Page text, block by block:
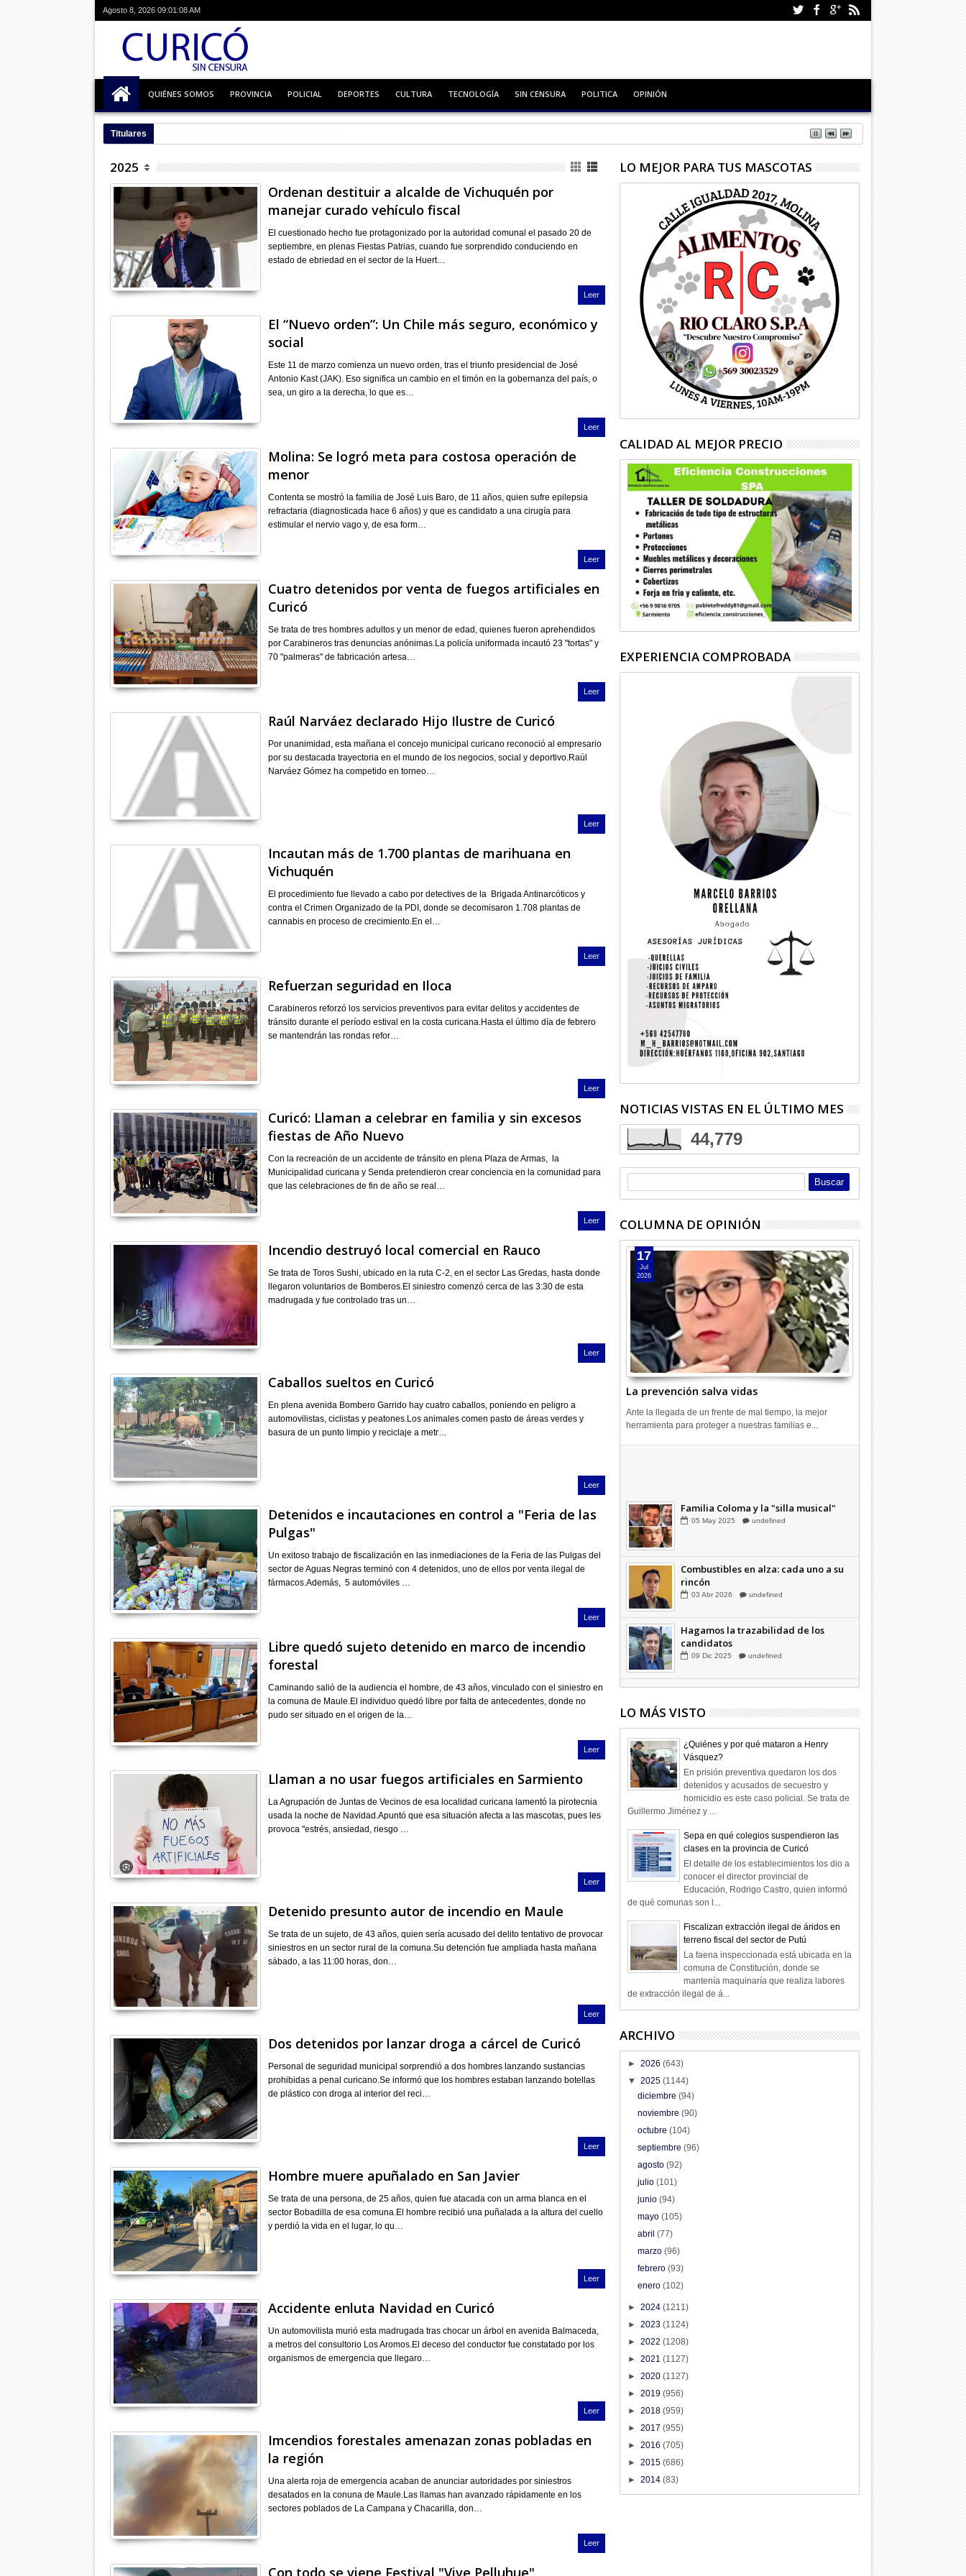
Agosto 8, 2026 09:01:09 AM
QUIÉNES SOMOS PROVINCIA POLICIAL DEPORTES CULTURA TECNOLOGÍA SIN CENSURA POLITICA OPINIÓN
Titulares
2025
Ordenan destituir a alcalde de Vichuquén por
manejar curado vehículo fiscal
El cuestionado hecho fue protagonizado por la autoridad comunal el pasado 20 de
septiembre, en plenas Fiestas Patrias, cuando fue sorprendido conduciendo en
estado de ebriedad en el sector de la Huert…
Leer
El “Nuevo orden”: Un Chile más seguro, económico y
social
Este 11 de marzo comienza un nuevo orden, tras el triunfo presidencial de José
Antonio Kast (JAK). Eso significa un cambio en el timón en la gobernanza del país, o
sea, un giro a la derecha, lo que es…
Leer
Molina: Se logró meta para costosa operación de
menor
Contenta se mostró la familia de José Luis Baro, de 11 años, quien sufre epilepsia
refractaria (diagnosticada hace 6 años) y que es candidato a una cirugía para
estimular el nervio vago y, de esa form…
Leer
Cuatro detenidos por venta de fuegos artificiales en
Curicó
Se trata de tres hombres adultos y un menor de edad, quienes fueron aprehendidos
por Carabineros tras denuncias anónimas.La policía uniformada incautó 23 "tortas" y
70 "palmeras" de fabricación artesa…
Leer
Raúl Narváez declarado Hijo Ilustre de Curicó
Por unanimidad, esta mañana el concejo municipal curicano reconoció al empresario
por su destacada trayectoria en el mundo de los negocios, social y deportivo.Raúl
Narváez Gómez ha competido en torneo…
Leer
Incautan más de 1.700 plantas de marihuana en
Vichuquén
El procedimiento fue llevado a cabo por detectives de la Brigada Antinarcóticos y
contra el Crimen Organizado de la PDI, donde se decomisaron 1.708 plantas de
cannabis en proceso de crecimiento.En el…
Leer
Refuerzan seguridad en Iloca
Carabineros reforzó los servicios preventivos para evitar delitos y accidentes de
tránsito durante el período estival en la costa curicana.Hasta el último día de febrero
se mantendrán las rondas refor…
Leer
Curicó: Llaman a celebrar en familia y sin excesos
fiestas de Año Nuevo
Con la recreación de un accidente de tránsito en plena Plaza de Armas, la
Municipalidad curicana y Senda pretendieron crear conciencia en la comunidad para
que las celebraciones de fin de año se real…
Leer
Incendio destruyó local comercial en Rauco
Se trata de Toros Sushi, ubicado en la ruta C-2, en el sector Las Gredas, hasta donde
llegaron voluntarios de Bomberos.El siniestro comenzó cerca de las 3:30 de esta
madrugada y fue controlado tras un…
Leer
Caballos sueltos en Curicó
En plena avenida Bombero Garrido hay cuatro caballos, poniendo en peligro a
automovilistas, ciclistas y peatones.Los animales comen pasto de áreas verdes y
basura de un punto limpio y reciclaje a metr…
Leer
Detenidos e incautaciones en control a "Feria de las
Pulgas"
Un exitoso trabajo de fiscalización en las inmediaciones de la Feria de las Pulgas del
sector de Aguas Negras terminó con 4 detenidos, uno de ellos por venta ilegal de
fármacos.Además, 5 automóviles …
Leer
Libre quedó sujeto detenido en marco de incendio
forestal
Caminando salió de la audiencia el hombre, de 43 años, vinculado con el siniestro en
la comuna de Maule.El individuo quedó libre por falta de antecedentes, donde no
pudo ser situado en el origen de la…
Leer
Llaman a no usar fuegos artificiales en Sarmiento
La Agrupación de Juntas de Vecinos de esa localidad curicana lamentó la pirotecnia
usada la noche de Navidad.Apuntó que esa situación afecta a las mascotas, pues les
provoca "estrés, ansiedad, riesgo …
Leer
Detenido presunto autor de incendio en Maule
Se trata de un sujeto, de 43 años, quien sería acusado del delito tentativo de provocar
siniestros en un sector rural de la comuna.Su detención fue ampliada hasta mañana
sábado, a las 11:00 horas, don…
Leer
Dos detenidos por lanzar droga a cárcel de Curicó
Personal de seguridad municipal sorprendió a dos hombres lanzando sustancias
prohibidas a penal curicano.Se informó que los hombres estaban lanzando botellas
de plástico con droga al interior del reci…
Leer
Hombre muere apuñalado en San Javier
Se trata de una persona, de 25 años, quien fue atacada con un arma blanca en el
sector Bobadilla de esa comuna.El hombre recibió una puñalada a la altura del cuello
y perdió la vida en el lugar, lo qu…
Leer
Accidente enluta Navidad en Curicó
Un automovilista murió esta madrugada tras chocar un árbol en avenida Balmaceda,
a metros del consultorio Los Aromos.El deceso del conductor fue constatado por los
organismos de emergencia que llegaro…
Leer
Imcendios forestales amenazan zonas pobladas en
la región
Una alerta roja de emergencia acaban de anunciar autoridades por siniestros
desatados en la conuna de Maule.Las llamas han avanzado rápidamente en los
sectores poblados de La Campana y Chacarilla, don…
Leer
Con todo se viene Festival "Vive Pelluhue"
LO MEJOR PARA TUS MASCOTAS
CALIDAD AL MEJOR PRECIO
EXPERIENCIA COMPROBADA
NOTICIAS VISTAS EN EL ÚLTIMO MES
44,779
COLUMNA DE OPINIÓN
La prevención salva vidas
17
Jul
2026
Ante la llegada de un frente de mal tiempo, la mejor
herramienta para proteger a nuestras familias e...
Familia Coloma y la "silla musical"
Combustibles en alza: cada uno a su
rincón
Hagamos la trazabilidad de los
candidatos
LO MÁS VISTO
¿Quiénes y por qué mataron a Henry
Vásquez?
En prisión preventiva quedaron los dos
detenidos y acusados de secuestro y
homicidio es este caso policial. Se trata de
Guillermo Jiménez y ...
Sepa en qué colegios suspendieron las
clases en la provincia de Curicó
El detalle de los establecimientos los dio a
conocer el director provincial de
Educación, Rodrigo Castro, quien informó
de qué comunas son l...
Fiscalizan extracción ilegal de áridos en
terreno fiscal del sector de Putú
La faena inspeccionada está ubicada en la
comuna de Constitución, donde se
mantenía maquinaría que realiza labores
de extracción ilegal de á...
ARCHIVO
► 2026 (643)
▼ 2025 (1144)
diciembre(94)
noviembre(90)
octubre(104)
septiembre(96)
agosto(92)
julio(101)
junio(94)
mayo(105)
abril(77)
marzo(96)
febrero(93)
enero(102)
► 2024 (1211)
► 2023 (1124)
► 2022 (1208)
► 2021 (1127)
► 2020 (1127)
► 2019 (956)
► 2018 (959)
► 2017 (955)
► 2016 (705)
► 2015 (686)
► 2014 (83)